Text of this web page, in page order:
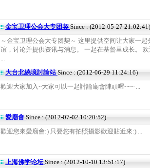
金宝卫理公会大专团契 Since : (2012-05-27 21:02:41)
～金宝卫理公会大专团契～ 这里提供空间让大家一起
谊，讨论并提供资讯与消息。 一起在基督里成长。
...
大台北繞境討論站Since : (2012-06-29 11:24:16)
歡迎大家加入~大家可以一起討論廟會陣頭喔~~~ ...
愛廟會 Since : (2012-07-02 10:20:52)
歡迎您來愛廟會:) 只要您有拍照攝影歡迎貼近來:) ...
上海佛学论坛Since : (2012-10-10 13:51:17)